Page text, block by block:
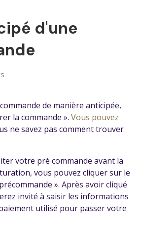
d'une
de manière anticipée,
la commande ». Vous pouvez
ne savez pas comment trouver
votre pré commande avant la
vous pouvez cliquer sur le
». Après avoir cliqué
invité à saisir les informations
utilisé pour passer votre